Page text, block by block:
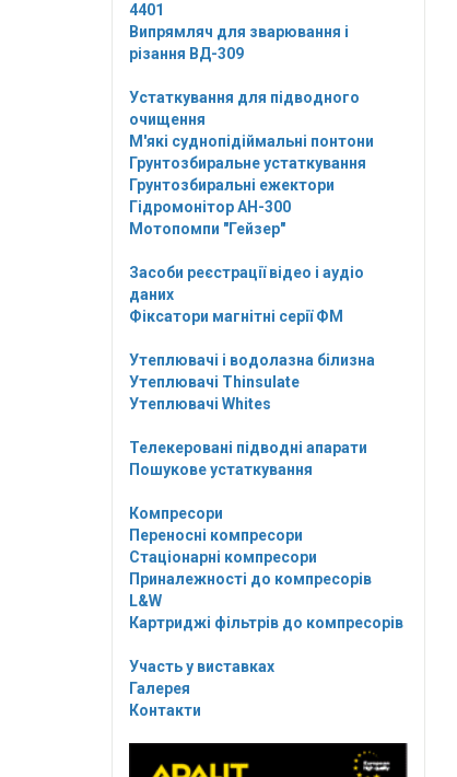
4401
Випрямляч для зварювання і
різання ВД-309
Устаткування для підводного
очищення
М'які суднопідіймальні понтони
Грунтозбиральне устаткування
Грунтозбиральні ежектори
Гідромонітор АН-300
Мотопомпи "Гейзер"
Засоби реєстрації відео і аудіо
даних
Фіксатори магнітні серії ФМ
Утеплювачі і водолазна білизна
Утеплювачі Thinsulate
Утеплювачі Whites
Телекеровані підводні апарати
Пошукове устаткування
Компресори
Переносні компресори
Стаціонарні компресори
Приналежності до компресорів
L&W
Картриджі фільтрів до компресорів
Участь у виставках
Галерея
Контакти